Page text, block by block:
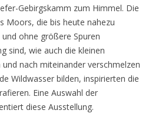
Gebirgskamm zum Himmel. Die
Moors, die bis heute nahezu
ohne größere Spuren
sind, wie auch die kleinen
nach miteinander verschmelzen
Wildwasser bilden, inspirierten die
Eine Auswahl der
diese Ausstellung.